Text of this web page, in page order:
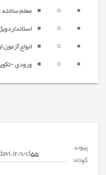
معلم ساخته
انواع
ورودی -
پیوند
کوتاه: